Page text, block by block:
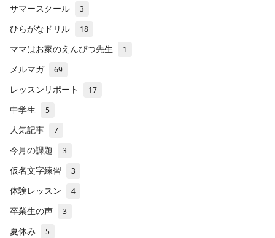
サマースクール 3
ひらがなドリル 18
ママはお家のえんぴつ先生 1
メルマガ 69
レッスンリポート 17
中学生 5
人気記事 7
今月の課題 3
仮名文字練習 3
体験レッスン 4
卒業生の声 3
夏休み 5